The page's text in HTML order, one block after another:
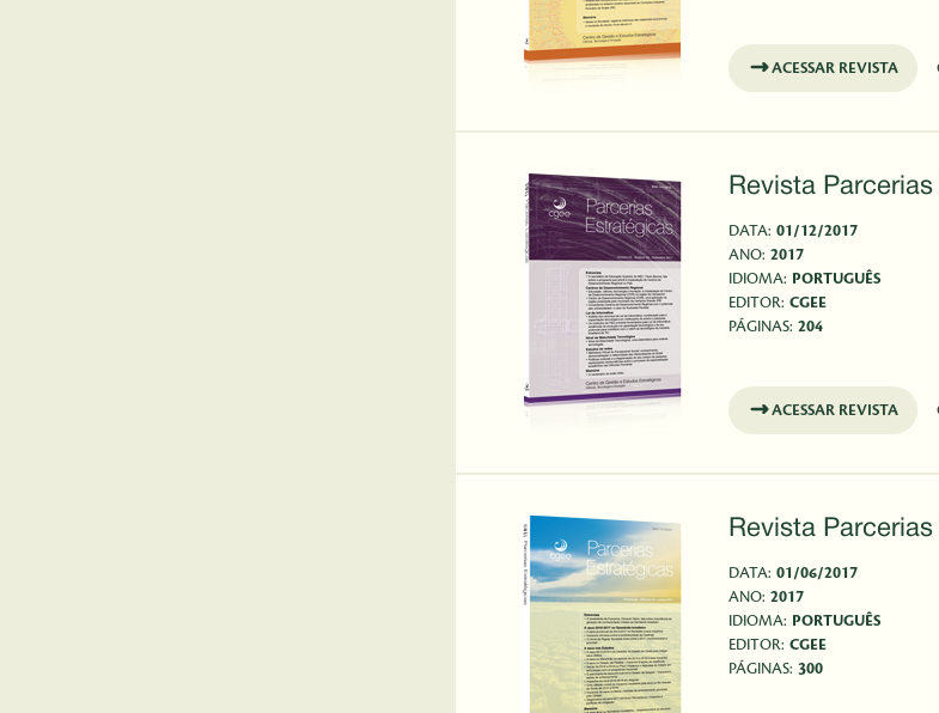
ACESSAR REVISTA
Revista
DATA: 01/12/2017
ANO: 2017
IDIOMA: PORTUGUÊS
EDITOR: CGEE
PÁGINAS: 204
ACESSAR REVISTA
Revista
DATA: 01/06/2017
ANO: 2017
IDIOMA: PORTUGUÊS
EDITOR: CGEE
PÁGINAS: 300